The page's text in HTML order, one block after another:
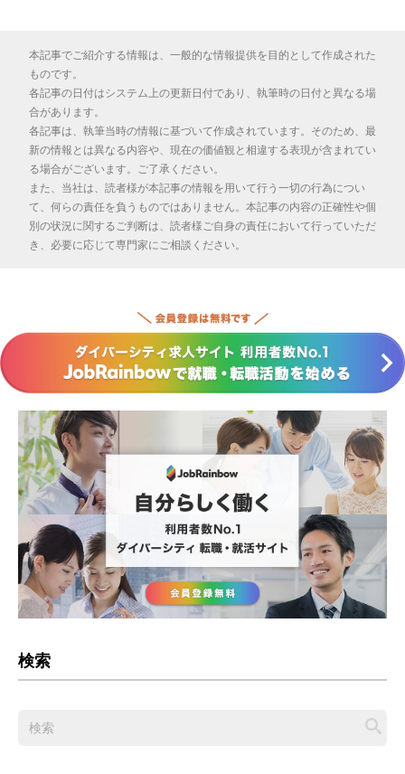
本記事でご紹介する情報は、一般的な情報提供を目的として作成された
ものです。
各記事の日付はシステム上の更新日付であり、執筆時の日付と異なる場
合があります。
各記事は、執筆当時の情報に基づいて作成されています。そのため、最
新の情報とは異なる内容や、現在の価値観と相違する表現が含まれてい
る場合がございます。ご了承ください。
また、当社は、読者様が本記事の情報を用いて行う一切の行為につい
て、何らの責任を負うものではありません。本記事の内容の正確性や個
別の状況に関するご判断は、読者様ご自身の責任において行っていただ
き、必要に応じて専門家にご相談ください。
検索